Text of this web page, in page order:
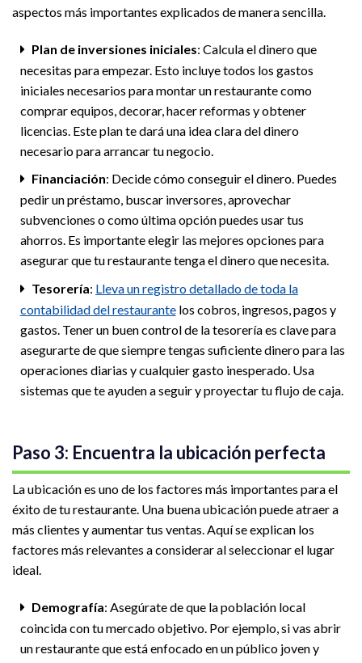
aspectos más importantes explicados de manera sencilla.
Plan de inversiones iniciales: Calcula el dinero que
necesitas para empezar. Esto incluye todos los gastos
iniciales necesarios para montar un restaurante como
comprar equipos, decorar, hacer reformas y obtener
licencias. Este plan te dará una idea clara del dinero
necesario para arrancar tu negocio.
Financiación: Decide cómo conseguir el dinero. Puedes
pedir un préstamo, buscar inversores, aprovechar
subvenciones o como última opción puedes usar tus
ahorros. Es importante elegir las mejores opciones para
asegurar que tu restaurante tenga el dinero que necesita.
Tesorería: Lleva un registro detallado de toda la
contabilidad del restaurantelos cobros, ingresos, pagos y
gastos. Tener un buen control de la tesorería es clave para
asegurarte de que siempre tengas suficiente dinero para las
operaciones diarias y cualquier gasto inesperado. Usa
sistemas que te ayuden a seguir y proyectar tu flujo de caja.
Paso 3: Encuentra la ubicación perfecta
La ubicación es uno de los factores más importantes para el
éxito de tu restaurante. Una buena ubicación puede atraer a
más clientes y aumentar tus ventas. Aquí se explican los
factores más relevantes a considerar al seleccionar el lugar
ideal.
Demografía: Asegúrate de que la población local
coincida con tu mercado objetivo. Por ejemplo, si vas abrir
un restaurante que está enfocado en un público joven y